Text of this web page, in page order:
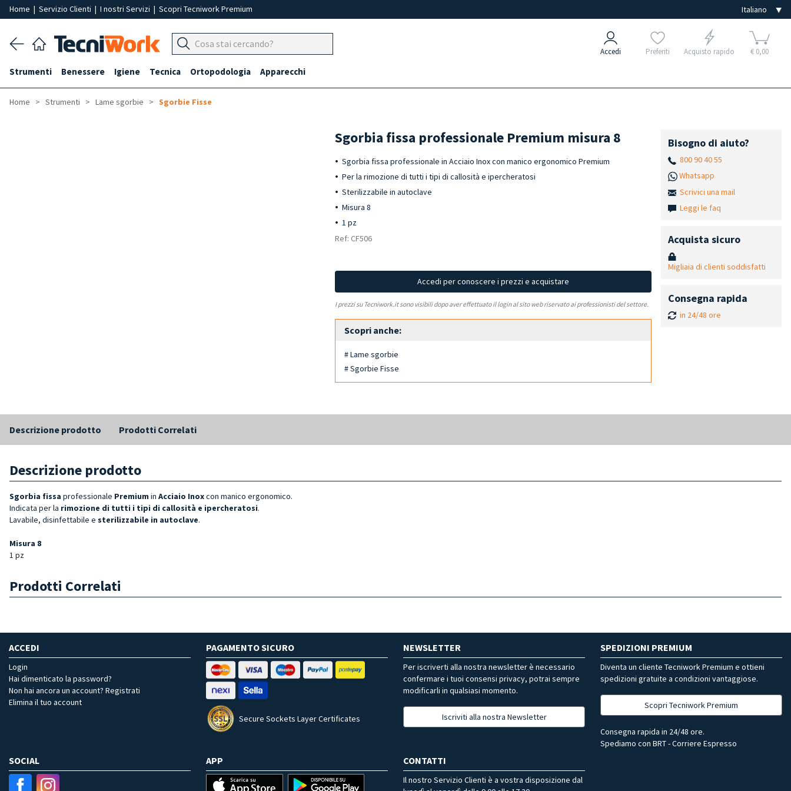
Home | Servizio Clienti | I nostri Servizi | Scopri Tecniwork Premium
Accedi Preferiti Acquisto rapido € 0,00
Strumenti Benessere Igiene Tecnica Ortopodologia Apparecchi
Home Strumenti Lame sgorbie Sgorbie Fisse
Sgorbia fissa professionale Premium misura 8
Sgorbia fissa professionale in Acciaio Inox con manico ergonomico Premium
Per la rimozione di tutti i tipi di callosità e ipercheratosi
Sterilizzabile in autoclave
Misura 8
1 pz
Ref: CF506
Accedi per conoscere i prezzi e acquistare
I prezzi su Tecniwork.it sono visibili dopo aver effettuato il login al sito web riservato ai professionisti del settore.
Scopri anche:
# Lame sgorbie
# Sgorbie Fisse
Bisogno di aiuto?
800 90 40 55
Whatsapp
Scrivici una mail
Leggi le faq
Acquista sicuro
Migliaia di clienti soddisfatti
Consegna rapida
in 24/48 ore
Descrizione prodotto Prodotti Correlati
Descrizione prodotto
Sgorbia fissa professionale Premium in Acciaio Inoxcon manico ergonomico.
Indicata per la rimozione di tutti i tipi di callosità e ipercheratosi.
Lavabile, disinfettabile e sterilizzabile in autoclave.
Misura 8
1 pz
Prodotti Correlati
ACCEDI
Login
Hai dimenticato la password?
Non hai ancora un account? Registrati
Elimina il tuo account
PAGAMENTO SICURO
Secure Sockets Layer Certificates
NEWSLETTER
Per iscriverti alla nostra newsletter è necessario
confermare i tuoi consensi privacy, potrai sempre
modificarli in qualsiasi momento.
Iscriviti alla nostra Newsletter
SPEDIZIONI PREMIUM
Diventa un cliente Tecniwork Premium e ottieni
spedizioni gratuite a condizioni vantaggiose.
Scopri Tecniwork Premium
Consegna rapida in 24/48 ore.
Spediamo con BRT - Corriere Espresso
SOCIAL APP CONTATTI
Il nostro Servizio Clienti è a vostra disposizione dal